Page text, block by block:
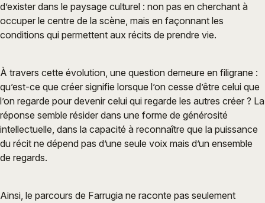
d’exister dans le paysage culturel : non pas en cherchant à
occuper le centre de la scène, mais en façonnant les
conditions qui permettent aux récits de prendre vie.
À travers cette évolution, une question demeure en filigrane :
qu’est-ce que créer signifie lorsque l’on cesse d’être celui que
l’on regarde pour devenir celui qui regarde les autres créer ? La
réponse semble résider dans une forme de générosité
intellectuelle, dans la capacité à reconnaître que la puissance
du récit ne dépend pas d’une seule voix mais d’un ensemble
de regards.
Ainsi, le parcours de Farrugia ne raconte pas seulement